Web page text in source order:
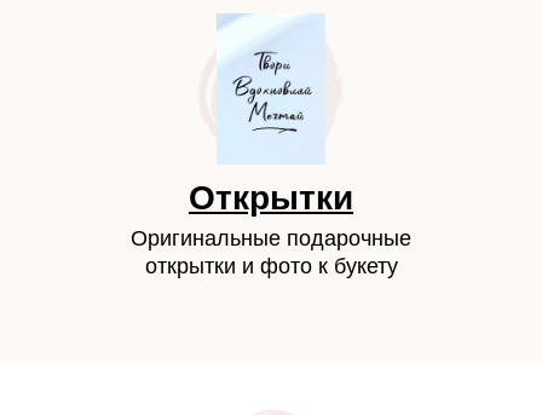
Открытки
Оригинальные подарочные
открытки и фото к букету